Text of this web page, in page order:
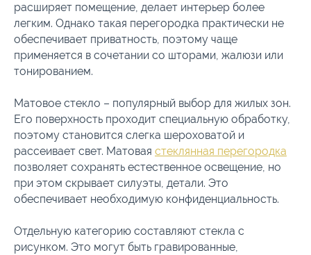
расширяет помещение, делает интерьер более
легким. Однако такая перегородка практически не
обеспечивает приватность, поэтому чаще
применяется в сочетании со шторами, жалюзи или
тонированием.
Матовое стекло – популярный выбор для жилых зон.
Его поверхность проходит специальную обработку,
поэтому становится слегка шероховатой и
рассеивает свет. Матовая стеклянная перегородка
позволяет сохранять естественное освещение, но
при этом скрывает силуэты, детали. Это
обеспечивает необходимую конфиденциальность.
Отдельную категорию составляют стекла с
рисунком. Это могут быть гравированные,